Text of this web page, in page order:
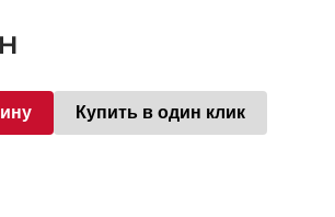
Купить в один клик